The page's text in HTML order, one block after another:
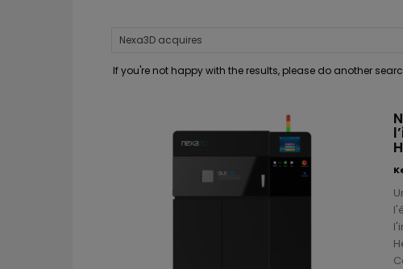
If you're not happy with the results, please do another